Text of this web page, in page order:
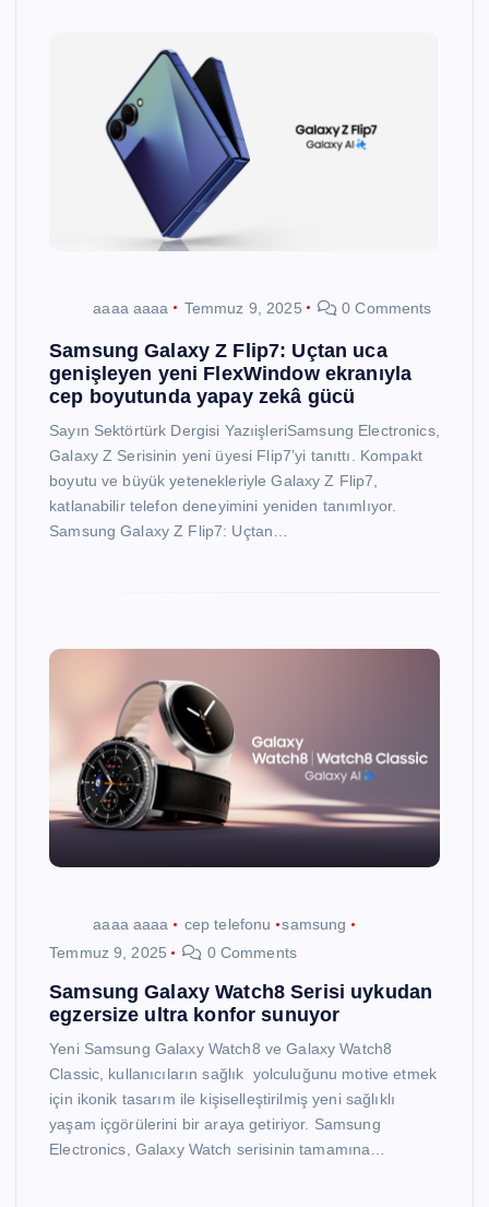
aaaa aaaa Temmuz 9, 2025 0 Comments
Samsung Galaxy Z Flip7: Uçtan uca
genişleyen yeni FlexWindow ekranıyla
cep boyutunda yapay zekâ gücü
Sayın Sektörtürk Dergisi YazıişleriSamsung Electronics,
Galaxy Z Serisinin yeni üyesi Flip7’yi tanıttı. Kompakt
boyutu ve büyük yetenekleriyle Galaxy Z Flip7,
katlanabilir telefon deneyimini yeniden tanımlıyor.
Samsung Galaxy Z Flip7: Uçtan…
aaaa aaaa cep telefonu
samsung
Temmuz 9, 2025
0 Comments
Samsung Galaxy Watch8 Serisi uykudan
egzersize ultra konfor sunuyor
Yeni Samsung Galaxy Watch8 ve Galaxy Watch8
Classic, kullanıcıların sağlık yolculuğunu motive etmek
için ikonik tasarım ile kişiselleştirilmiş yeni sağlıklı
yaşam içgörülerini bir araya getiriyor. Samsung
Electronics, Galaxy Watch serisinin tamamına…